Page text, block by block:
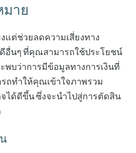
มาย
แต่ช่วยลดความเสี่ยงทาง
อื่นๆ ที่คุณสามารถใช้ประโยชน์
บว่าการมีข้อมูลทางการเงินที่
ถทำให้คุณเข้าใจภาพรวม
จได้ดีขึ้น ซึ่งจะนำไปสู่การตัดสิน